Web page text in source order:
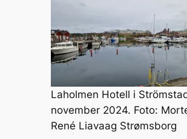
Laholmen Hotell i
november 2024. Foto:
René Liavaag Strømsborg